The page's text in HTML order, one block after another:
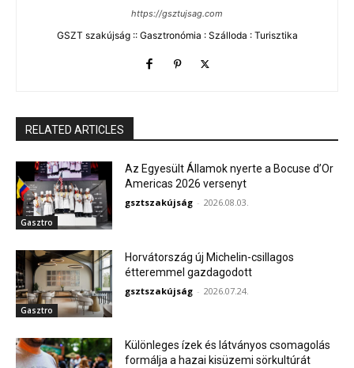
https://gsztujsag.com
GSZT szakújság :: Gasztronómia : Szálloda : Turisztika
RELATED ARTICLES
Gasztro
Az Egyesült Államok nyerte a Bocuse d’Or
Americas 2026 versenyt
gsztszakújság - 2026.08.03.
Gasztro
Horvátország új Michelin-csillagos
étteremmel gazdagodott
gsztszakújság - 2026.07.24.
Különleges ízek és látványos csomagolás
formálja a hazai kisüzemi sörkultúrát